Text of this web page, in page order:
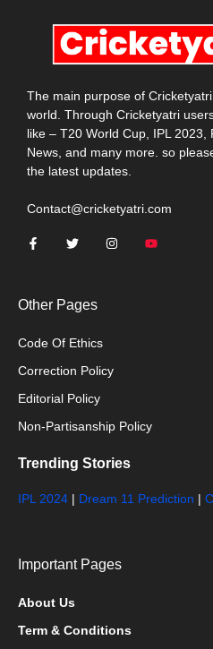
The main purpose of
world. Through Cricketyatri
like – T20 World Cup, IPL
News, and many more. so
the latest updates.
Contact@cricketyatri.com
Other Pages
Code Of Ethics
Correction Policy
Editorial Policy
Non-Partisanship Policy
Trending Stories
IPL 2024 | Dream 11 Prediction |
Important Pages
About Us
Term & Conditions